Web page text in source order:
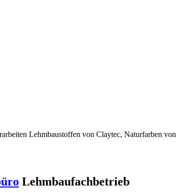
Lehmbaustoffen von Claytec, Naturfarben von
Lehmbaufachbetrieb